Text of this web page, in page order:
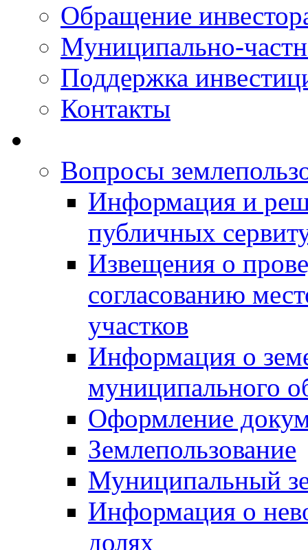
Обращение
Муниципально-
Поддержка
Контакты
Вопросы
Информация и
публичных
Извещения о
согласованию
участков
Информация о
муниципального
Оформление
Землепользование
Муниципальный
Информация о
долях